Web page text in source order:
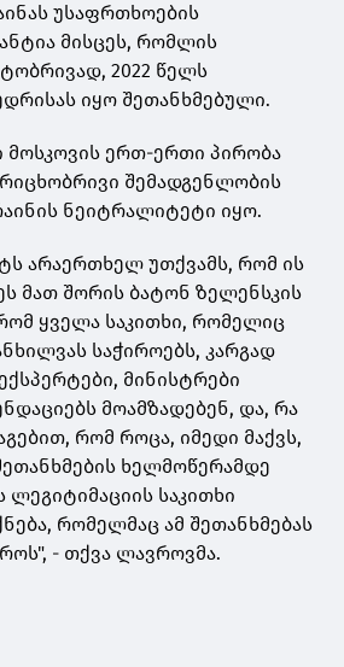
უსაფრთხოების
მისცეს, რომლის
2022 წელს
იყო შეთანხმებული.
მოსკოვის ერთ-ერთი პირობა
შემადგენლობის
ნეიტრალიტეტი იყო.
არაერთხელ უთქვამს, რომ ის
მათ შორის ბატონ ზელენსკის
ყველა საკითხი, რომელიც
საჭიროებს, კარგად
მინისტრები
მოამზადებენ, და, რა
რომ როცა, იმედი მაქვს,
ხელმოწერამდე
ლეგიტიმაციის საკითხი
რომელმაც ამ შეთანხმებას
- თქვა ლავროვმა.